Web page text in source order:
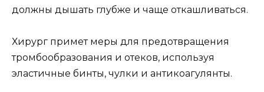
должны дышать глубже и чаще откашливаться.
Хирург примет меры для предотвращения
тромбообразования и отеков, используя
эластичные бинты, чулки и антикоагулянты.